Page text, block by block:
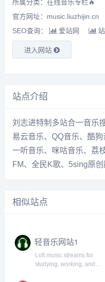
所属分类： 在线音乐专栏🔥
官方网址：music.liuzhijin.cn
SEO查询：
爱站网
进入网站
站点介绍
刘志进特制多站合一音乐
易云音乐、QQ音乐、酷狗
一听音乐、咪咕音乐、荔
FM、全民K歌、5sing原创
相似站点
轻音乐网站1
Lofi music streams for
studying, working, and